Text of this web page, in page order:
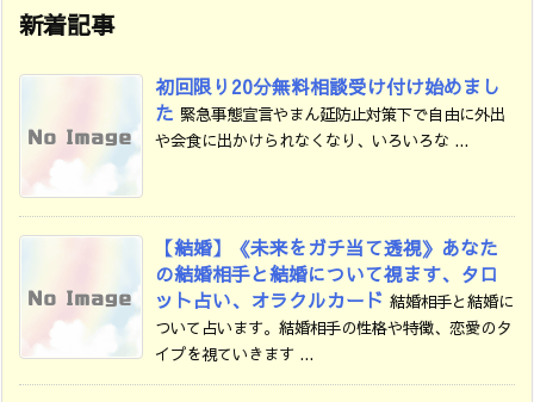
新着記事
初回限り20分無料相談受け付け始めまし
た 緊急事態宣言やまん延防止対策下で自由に外出
や会食に出かけられなくなり、いろいろな ...
【結婚】《未来をガチ当て透視》あなた
の結婚相手と結婚について視ます、タロ
ット占い、オラクルカード 結婚相手と結婚に
ついて占います。結婚相手の性格や特徴、恋愛のタ
イプを視ていきます ...